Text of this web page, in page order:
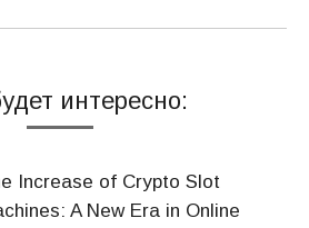
интересно:
Increase of Crypto Slot
A New Era in Online